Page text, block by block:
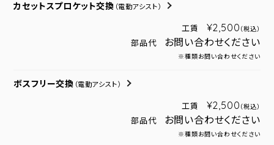
カセットスプロケット交換 （電動アシスト）
工賃 ¥2,500 （税込）
部品代 お問い合わせください
※種類お問い合わせください
ボスフリー交換 （電動アシスト）
工賃 ¥2,500 （税込）
部品代 お問い合わせください
※種類お問い合わせください